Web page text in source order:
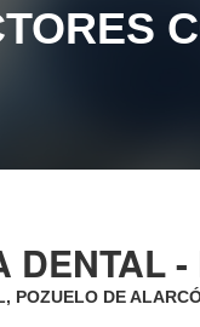
DENTAL
POZUELO DE